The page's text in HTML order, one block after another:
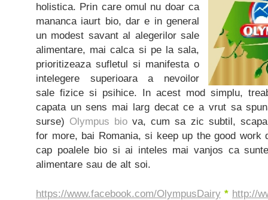
holistica. Prin care omul nu doar ca
mananca iaurt bio, dar e in general
un modest savant al alegerilor sale
alimentare, mai calca si pe la sala,
prioritizeaza sufletul si manifesta o
intelegere superioara a nevoilor
sale fizice si psihice. In acest mod simplu,
capata un sens mai larg decat ce a vrut sa
surse) Olympus bio va, cum sa zic subtil,
for more, bai Romania, si keep up the good work
cap poalele bio si ai inteles mai vanjos ca
alimentare sau de alt soi.
https://www.facebook.com/OlympusDairy * http://